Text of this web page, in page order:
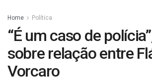
Home Política
“É um caso de
sobre relação entre
Vorcaro